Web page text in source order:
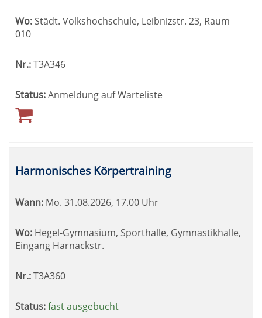
Wo:Städt. Volkshochschule, Leibnizstr. 23, Raum
010
Nr.:T3A346
Status:Anmeldung auf Warteliste
Harmonisches Körpertraining
Wann: Mo. 31.08.2026, 17.00 Uhr
Wo: Hegel-Gymnasium, Sporthalle, Gymnastikhalle,
Eingang Harnackstr.
Nr.:T3A360
Status:fast ausgebucht